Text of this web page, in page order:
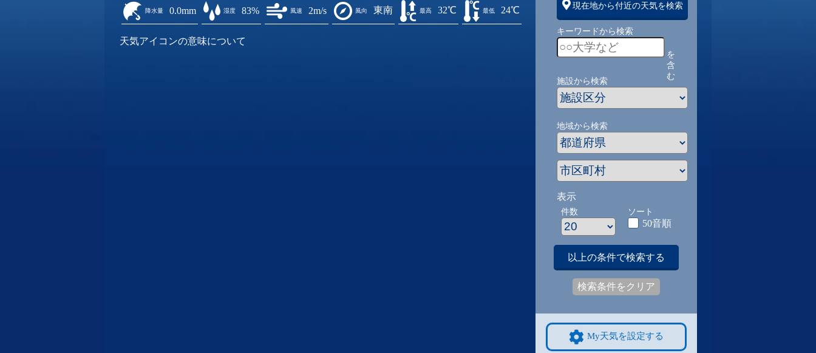
降水量 0.0mm 湿度 83% 風速 2m/s 風向 東南 最高 32℃ 最低 24℃
天気アイコンの意味について
現在地から付近の天気を検索
キーワードから検索
を
含
む
施設から検索
地域から検索
表示
件数 ソート
50音順
以上の条件で検索する
検索条件をクリア
My天気を設定する